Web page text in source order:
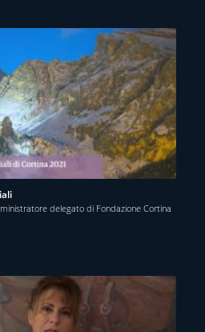
delegato di Fondazione Cortina